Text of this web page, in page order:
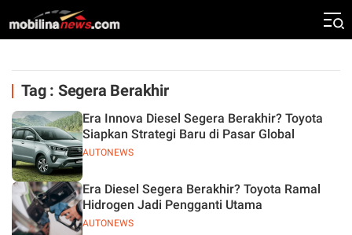
Tag : Segera Berakhir
AUTONEWS
Era Innova Diesel Segera Berakhir? Toyota
Siapkan Strategi Baru di Pasar Global
AUTONEWS
Era Diesel Segera Berakhir? Toyota Ramal
Hidrogen Jadi Pengganti Utama